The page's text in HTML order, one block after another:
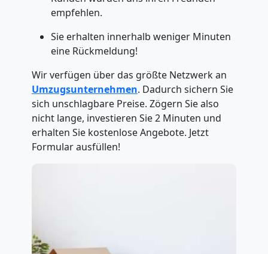
empfehlen.
Sie erhalten innerhalb weniger Minuten
eine Rückmeldung!
Wir verfügen über das größte Netzwerk an
Umzugsunternehmen. Dadurch sichern Sie
sich unschlagbare Preise. Zögern Sie also
nicht lange, investieren Sie 2 Minuten und
erhalten Sie kostenlose Angebote. Jetzt
Formular ausfüllen!